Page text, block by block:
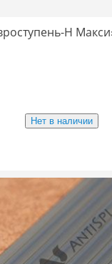
Н
Нет в наличии